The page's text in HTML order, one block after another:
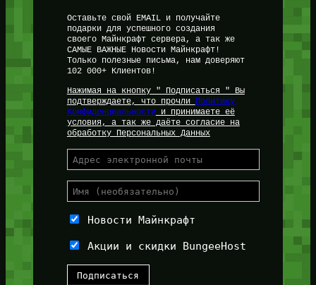
Оставьте свой EMAIL и получайте
подарки для успешного создания
своего Майнкрафт сервера, а так же
САМЫЕ ВАЖНЫЕ Новости Майнкрафт!
Только полезные письма, нам доверяют
102 000+ Клиентов!
Нажимая на кнопку " Подписаться " Вы
подтверждаете, что прочли
Политику
Конфиденциальностии принимаете её
условия, а так же даёте согласие на
обработку Персональных Данных
Новости Майнкрафт
Акции и скидки BungeeHost